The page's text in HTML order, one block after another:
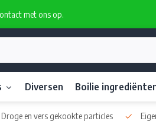
met ons op.
Diversen Boilie
Droge en vers gekookte particles